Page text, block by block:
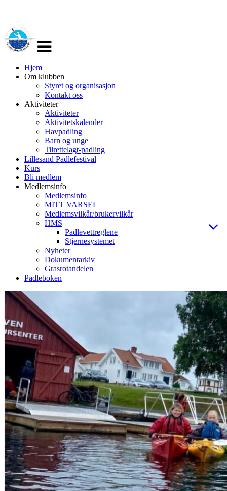
navigasjon
Hjem
Om klubben
Styret og organisasjon
Kontakt oss
Aktiviteter
Aktiviteter
Aktivitetskalender
Havpadling
Barn og unge
Tilrettelagt-padling
Lillesand Padlefestival
Kurs
Bli medlem
Medlemsinfo
Medlemsinfo
MITT VARSEL
Medlemsvilkår/brukervilkår
HMS
Padlevettreglene
Stjernesystemet
Nyheter
Dokumentarkiv
Grasrotandelen
Padleboken